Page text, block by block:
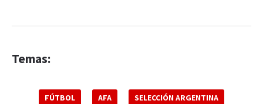
Temas:
FÚTBOL AFA SELECCIÓN ARGENTINA